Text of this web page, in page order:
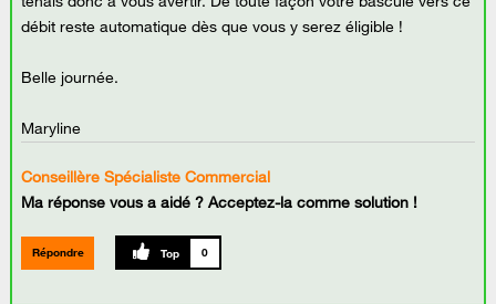
débit reste automatique dès que vous y serez éligible !
Belle journée.
Maryline
Conseillère Spécialiste Commercial
Ma réponse vous a aidé ? Acceptez-la comme solution !
Répondre 0